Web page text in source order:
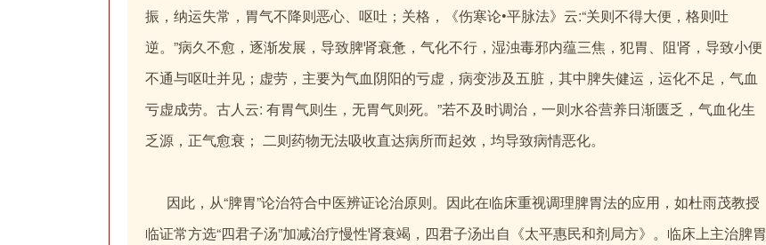
振，纳运失常，胃气不降则恶心、呕吐；关格，《伤寒论•平脉法》云:“关则不得大便，格则吐
逆。”病久不愈，逐渐发展，导致脾肾衰惫，气化不行，湿浊毒邪内蕴三焦，犯胃、阻肾，导致小便
不通与呕吐并见；虚劳，主要为气血阴阳的亏虚，病变涉及五脏，其中脾失健运，运化不足，气血
亏虚成劳。古人云: 有胃气则生，无胃气则死。”若不及时调治，一则水谷营养日渐匮乏，气血化生
乏源，正气愈衰； 二则药物无法吸收直达病所而起效，均导致病情恶化。
因此，从“脾胃”论治符合中医辨证论治原则。因此在临床重视调理脾胃法的应用，如杜雨茂教授
临证常方选“四君子汤”加减治疗慢性肾衰竭，四君子汤出自《太平惠民和剂局方》。临床上主治脾胃